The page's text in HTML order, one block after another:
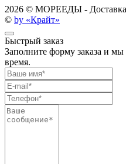
2026 © МОРЕЕДЫ - Доставка
© by «Крайт»
Быстрый заказ
Заполните форму заказа и
время.